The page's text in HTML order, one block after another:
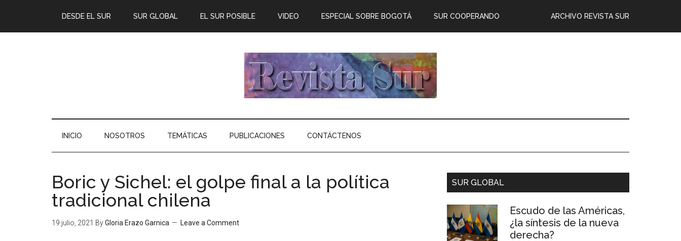
DESDE EL SUR SUR GLOBAL EL SUR POSIBLE ARCHIVO REVISTA SUR
VIDEO ESPECIAL SOBRE BOGOTÁ SUR COOPERANDO
INICIO NOSOTROS TEMÁTICAS PUBLICACIONES CONTÁCTENOS
Boric y Sichel: el golpe final a la política
tradicional chilena
19 julio, 2021 ByGloria Erazo Garnica Leave a Comment
SUR GLOBAL
Escudo de las Américas,
¿la síntesis de la nueva
derecha?